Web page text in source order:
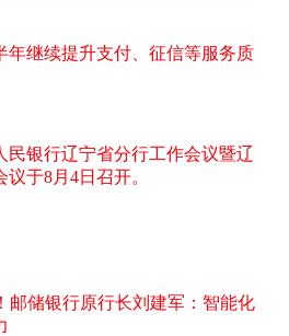
年继续提升支付、征信等服务质
民银行辽宁省分行工作会议暨辽
于8月4日召开。
邮储银行原行长刘建军：智能化